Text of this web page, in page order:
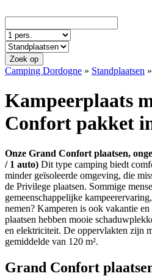
Zoek op
Camping Dordogne » Standplaatsen »
Kampeerplaats
Confort pakket
Onze Grand Confort plaatsen,
/ 1 auto) Dit type camping biedt
minder geïsoleerde omgeving, die
de Privilege plaatsen. Sommige
gemeenschappelijke
nemen? Kamperen is ook vakantie
plaatsen hebben mooie
en elektriciteit. De oppervlakten zijn
gemiddelde van 120 m².
Grand Confort